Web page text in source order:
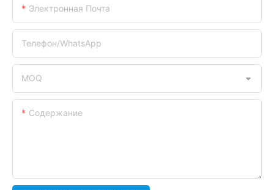
Электронная Почта
Телефон/WhatsApp
MOQ
Содержание